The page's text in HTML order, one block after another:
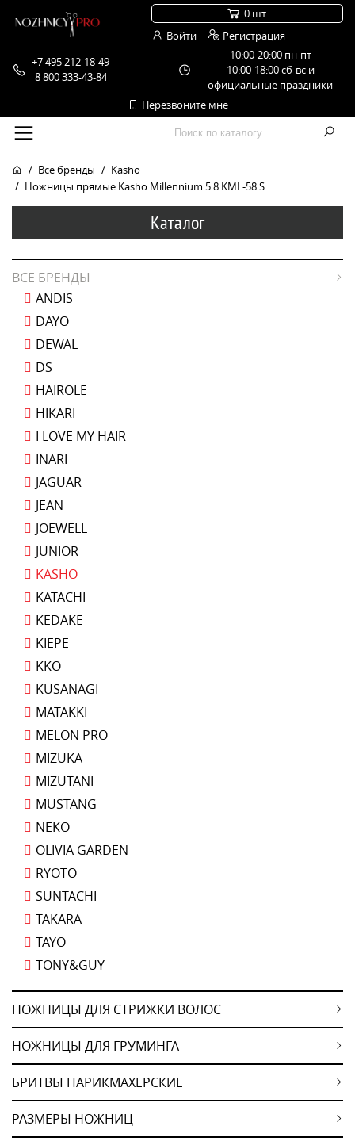
+7 495 212-18-49
8 800 333-43-84
10:00-20:00 пн-пт
10:00-18:00 сб-вс и
официальные праздники
Перезвоните мне
0 шт.
Войти
Регистрация
Все бренды
Kasho
Ножницы прямые Kasho Millennium 5.8 KML-58 S
Каталог
ВСЕ БРЕНДЫ
ANDIS
DAYO
DEWAL
DS
HAIROLE
HIKARI
I LOVE MY HAIR
INARI
JAGUAR
JEAN
JOEWELL
JUNIOR
KASHO
KATACHI
KEDAKE
KIEPE
KKO
KUSANAGI
MATAKKI
MELON PRO
MIZUKA
MIZUTANI
MUSTANG
NEKO
OLIVIA GARDEN
RYOTO
SUNTACHI
TAKARA
TAYO
TONY&GUY
НОЖНИЦЫ ДЛЯ СТРИЖКИ ВОЛОС
НОЖНИЦЫ ДЛЯ ГРУМИНГА
БРИТВЫ ПАРИКМАХЕРСКИЕ
РАЗМЕРЫ НОЖНИЦ